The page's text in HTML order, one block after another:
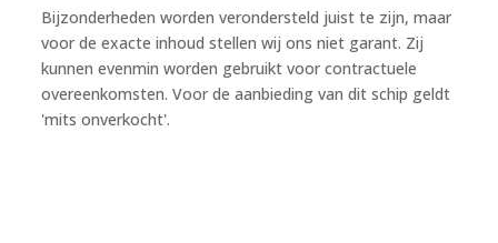
Bijzonderheden worden verondersteld juist te zijn, maar
voor de exacte inhoud stellen wij ons niet garant. Zij
kunnen evenmin worden gebruikt voor contractuele
overeenkomsten. Voor de aanbieding van dit schip geldt
'mits onverkocht'.